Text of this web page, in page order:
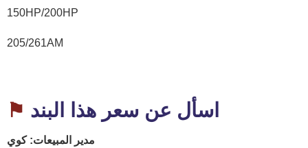
150HP/200HP
205/261AM
⚑ اسأل عن سعر هذا البند
مدير المبيعات:كوي